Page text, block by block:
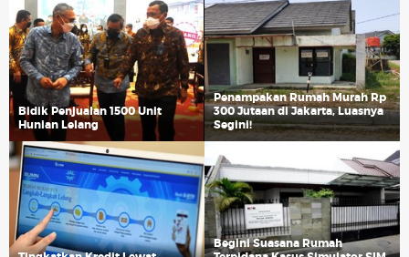
Bidik Penjualan 1500 Unit
Hunian Lelang
Penampakan Rumah Murah Rp
300 Jutaan di Jakarta, Luasnya
Segini!
Begini Suasana Rumah